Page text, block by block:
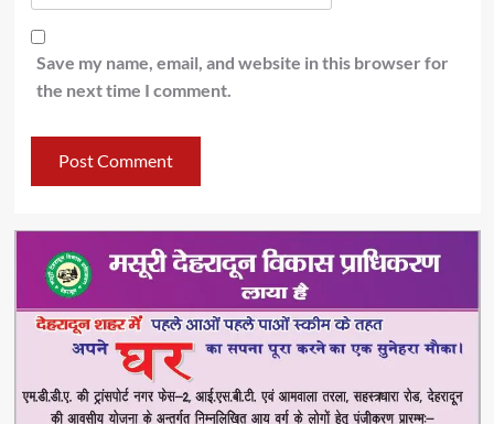
Save my name, email, and website in this browser for
the next time I comment.